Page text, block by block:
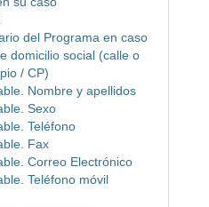
del Programa en caso
domicilio social (calle o
/ CP)
Nombre y apellidos
Sexo
Teléfono
Fax
Correo Electrónico
Teléfono móvil